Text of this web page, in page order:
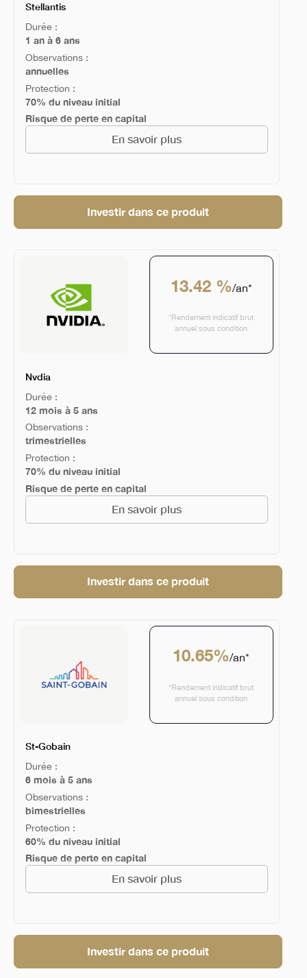
Stellantis
Durée :
1 an à 6 ans
Observations :
annuelles
Protection :
70% du niveau initial
Risque de perte en capital
En savoir plus
Investir dans ce produit
13.42 %/an*
*Rendement indicatif brut
annuel sous condition
Nvdia
Durée :
12 mois à 5 ans
Observations :
trimestrielles
Protection :
70% du niveau initial
Risque de perte en capital
En savoir plus
Investir dans ce produit
10.65%/an*
*Rendement indicatif brut
annuel sous condition
St-Gobain
Durée :
6 mois à 5 ans
Observations :
bimestrielles
Protection :
60% du niveau initial
Risque de perte en capital
En savoir plus
Investir dans ce produit